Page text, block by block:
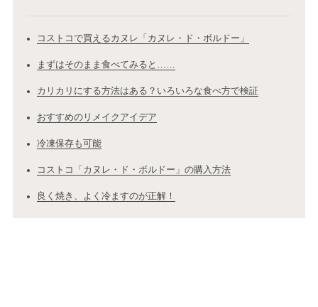
コストコで買えるカヌレ「カヌレ・ド・ボルドー」
まずはそのまま食べてみると……
カリカリにする方法はある？いろいろな食べ方で検証
おすすめのリメイクアイデア
冷凍保存も可能
コストコ「カヌレ・ド・ボルドー」の購入方法
良く焼き、よく冷ますのが正解！